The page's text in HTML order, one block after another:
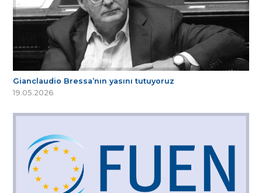
Gianclaudio Bressa’nın yasını tutuyoruz
19.05.2026